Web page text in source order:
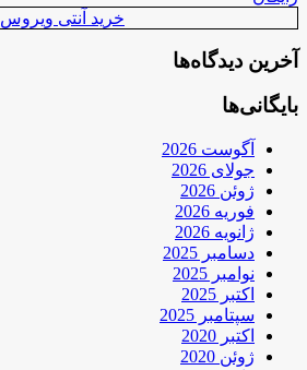
خرید آنتی ویروس
آخرین دیدگاه‌ها
بایگانی‌ها
آگوست 2026
جولای 2026
ژوئن 2026
فوریه 2026
ژانویه 2026
دسامبر 2025
نوامبر 2025
اکتبر 2025
سپتامبر 2025
اکتبر 2020
ژوئن 2020